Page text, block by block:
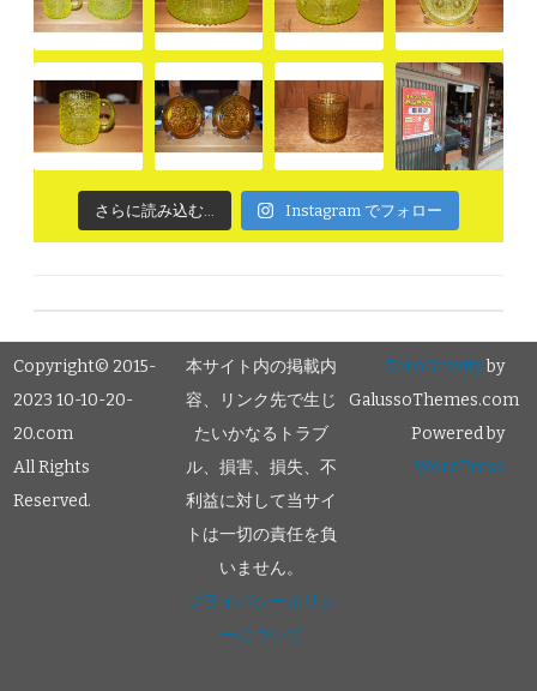
さらに読み込む... Instagram でフォロー
Copyright© 2015-
2023 10-10-20-
20.com
All Rights
Reserved.
本サイト内の掲載内
容、リンク先で生じ
たいかなるトラブ
ル、損害、損失、不
利益に対して当サイ
トは一切の責任を負
いません。
プライバシーポリシ
ーについて
ZeroGravityby
GalussoThemes.com
Powered by
WordPress